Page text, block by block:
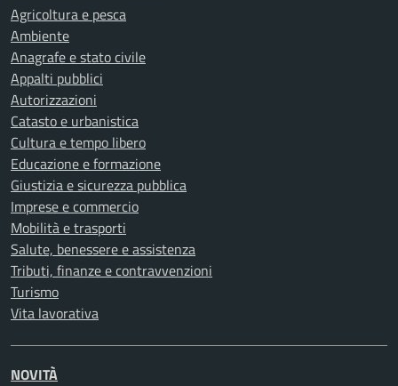
Agricoltura e pesca
Ambiente
Anagrafe e stato civile
Appalti pubblici
Autorizzazioni
Catasto e urbanistica
Cultura e tempo libero
Educazione e formazione
Giustizia e sicurezza pubblica
Imprese e commercio
Mobilità e trasporti
Salute, benessere e assistenza
Tributi, finanze e contravvenzioni
Turismo
Vita lavorativa
NOVITÀ